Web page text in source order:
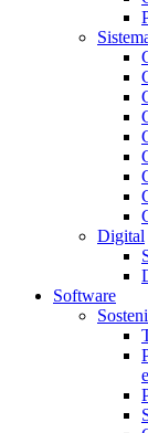
Digital
Software